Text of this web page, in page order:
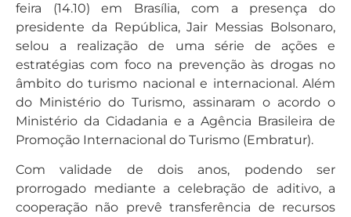
feira (14.10) em Brasília, com a presença do
presidente da República, Jair Messias Bolsonaro,
selou a realização de uma série de ações e
estratégias com foco na prevenção às drogas no
âmbito do turismo nacional e internacional. Além
do Ministério do Turismo, assinaram o acordo o
Ministério da Cidadania e a Agência Brasileira de
Promoção Internacional do Turismo (Embratur).
Com validade de dois anos, podendo ser
prorrogado mediante a celebração de aditivo, a
cooperação não prevê transferência de recursos